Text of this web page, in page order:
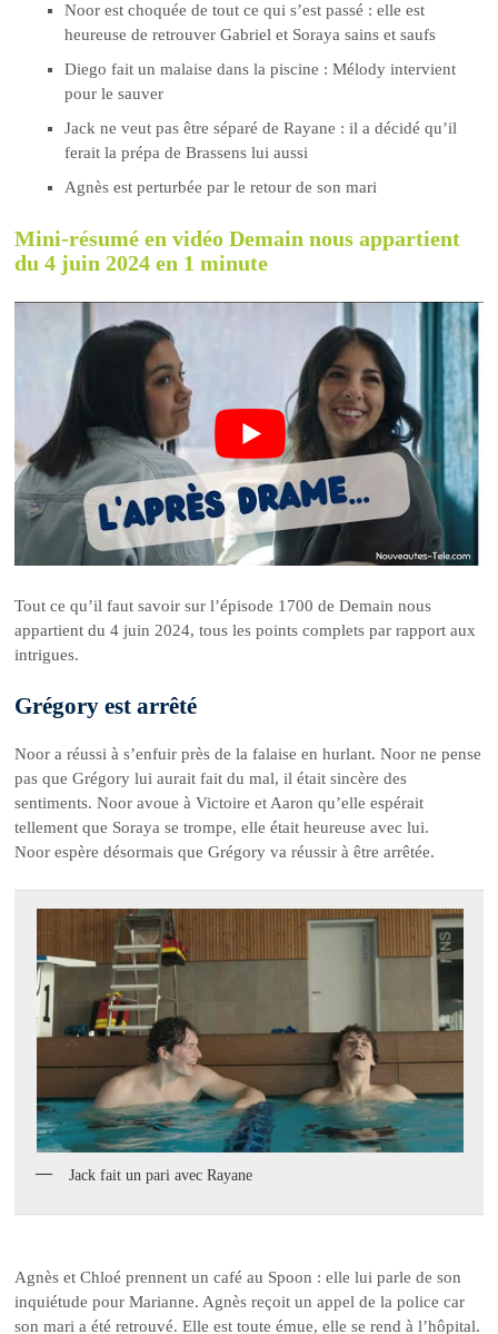
Noor est choquée de tout ce qui s’est passé : elle est
heureuse de retrouver Gabriel et Soraya sains et saufs
Diego fait un malaise dans la piscine : Mélody intervient
pour le sauver
Jack ne veut pas être séparé de Rayane : il a décidé qu’il
ferait la prépa de Brassens lui aussi
Agnès est perturbée par le retour de son mari
Mini-résumé en vidéo Demain nous appartient
du 4 juin 2024 en 1 minute
Tout ce qu’il faut savoir sur l’épisode 1700 de Demain nous
appartient du 4 juin 2024, tous les points complets par rapport aux
intrigues.
Grégory est arrêté
Noor a réussi à s’enfuir près de la falaise en hurlant. Noor ne pense
pas que Grégory lui aurait fait du mal, il était sincère des
sentiments. Noor avoue à Victoire et Aaron qu’elle espérait
tellement que Soraya se trompe, elle était heureuse avec lui.
Noor espère désormais que Grégory va réussir à être arrêtée.
Jack fait un pari avec Rayane
Agnès et Chloé prennent un café au Spoon : elle lui parle de son
inquiétude pour Marianne. Agnès reçoit un appel de la police car
son mari a été retrouvé. Elle est toute émue, elle se rend à l’hôpital.